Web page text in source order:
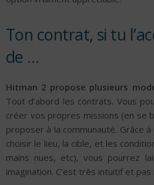
Ton contrat, si tu
de …
Hitman 2 propose plusieurs
Tout d’abord les contrats. Vous
créer vos propres missions (en se
proposer à la communauté. Grâce
choisir le lieu, la cible, et les
mains nues, etc), vous pourrez
imagination. C’est très intuitif et pas